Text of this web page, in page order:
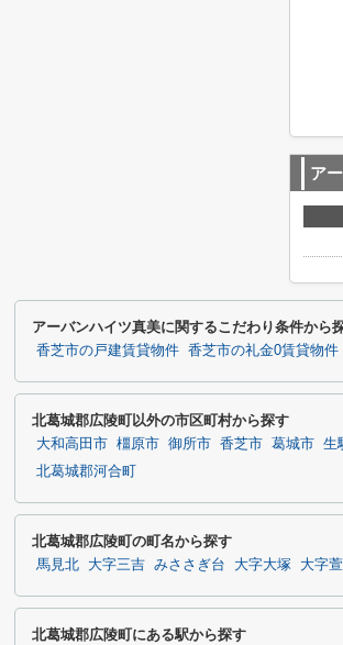
ア
アーバンハイツ真美に関するこだわり条件から
香芝市の戸建賃貸物件 香芝市の礼金0賃貸物件
北葛城郡広陵町以外の市区町村から探す
大和高田市 橿原市 御所市 香芝市 葛城市 生
北葛城郡河合町
北葛城郡広陵町の町名から探す
馬見北 大字三吉 みささぎ台 大字大塚 大字
北葛城郡広陵町にある駅から探す